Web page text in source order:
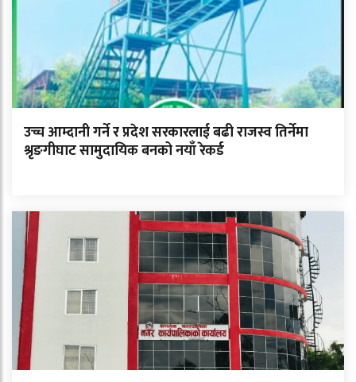
उच्च आम्दानी गर्ने र प्रदेश सरकारलाई बढी राजस्व तिर्नेमा
श्रृङगीघाट सामुदायिक बनको नयाँ रेकर्ड